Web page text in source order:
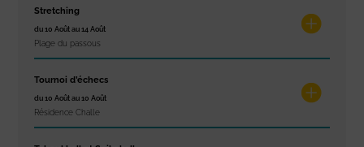
Stretching
du 10 Août au 14 Août
Plage du passous
Tournoi d’échecs
du 10 Août au 10 Août
Résidence Challe